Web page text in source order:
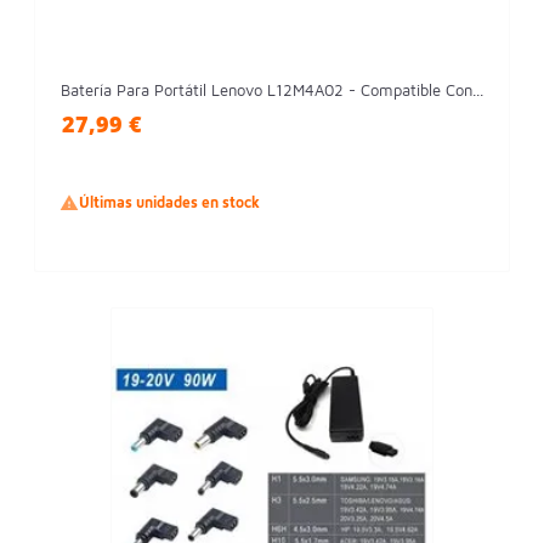
Batería Para Portátil Lenovo L12M4A02 - Compatible Con...
27,99 €
Últimas unidades en stock